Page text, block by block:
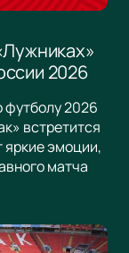
2026
футболу 2026
встретится
эмоции,
матча